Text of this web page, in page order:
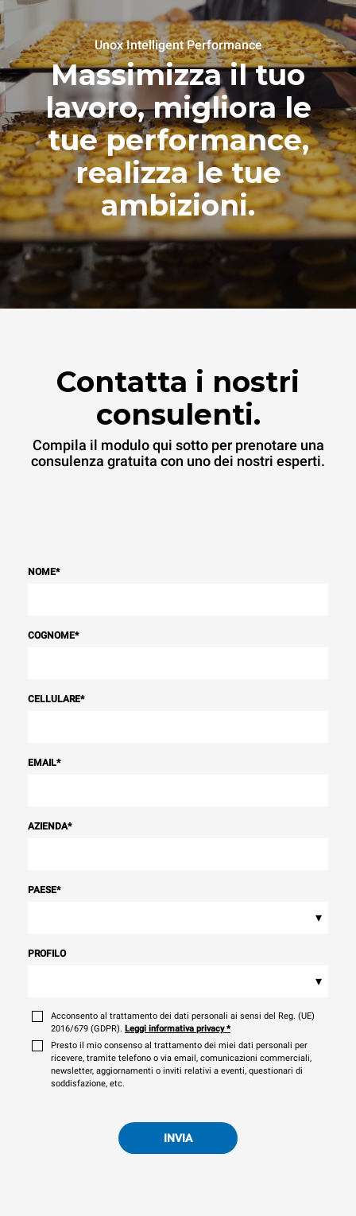
Unox Intelligent Performance
Massimizza il tuo
lavoro, migliora le
tue performance,
realizza le tue
ambizioni.
Contatta i nostri
consulenti.
Compila il modulo qui sotto per prenotare una
consulenza gratuita con uno dei nostri esperti.
NOME*
COGNOME*
CELLULARE*
EMAIL*
AZIENDA*
PAESE*
▾
PROFILO
▾
Acconsento al trattamento dei dati personali ai sensi del Reg. (UE)
2016/679 (GDPR). Leggi informativa privacy*
Presto il mio consenso al trattamento dei miei dati personali per
ricevere, tramite telefono o via email, comunicazioni commerciali,
newsletter, aggiornamenti o inviti relativi a eventi, questionari di
soddisfazione, etc.
INVIA